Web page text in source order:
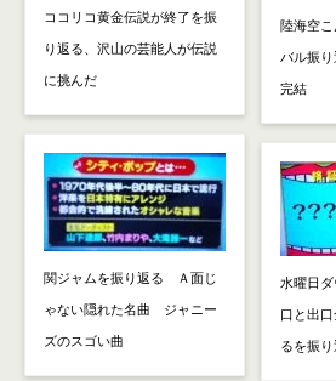
ココリコ黄金伝説が終了を振
り返る、沢山の芸能人が伝説
に挑んだ
関ジャムを振り返る Ａ面じ
ゃない隠れた名曲 ジャニー
ズのスゴい曲
陸海空
バル振
完結
水曜日
口と出
るを振